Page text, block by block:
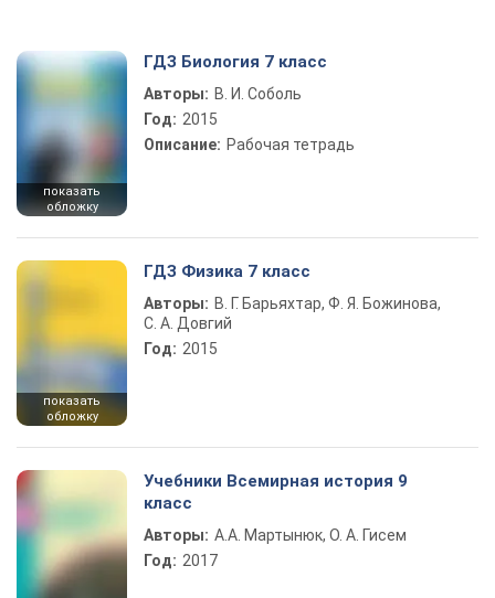
показать
обложку
ГДЗ Биология 7 класс
Авторы: В. И. Соболь
Год: 2015
Описание: Рабочая тетрадь
показать
обложку
ГДЗ Физика 7 класс
Авторы: В. Г. Барьяхтар, Ф. Я. Божинова,
С. А. Довгий
Год: 2015
Учебники Всемирная история 9
класс
Авторы: А.А. Мартынюк, О. А. Гисем
Год: 2017